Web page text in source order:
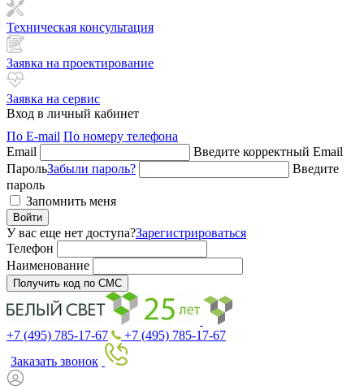
Техническая консультация
Заявка на проектирование
Заявка на сервис
Вход в личный кабинет
По E-mail По номеру телефона
Email
Введите корректный Email
ПарольЗабыли пароль?
Введите
пароль
Запомнить меня
Войти
У вас еще нет доступа?Зарегистрироваться
Телефон
Наименование
Получить код по СМС
+7 (495) 785-17-67
+7 (495) 785-17-67
Заказать звонок